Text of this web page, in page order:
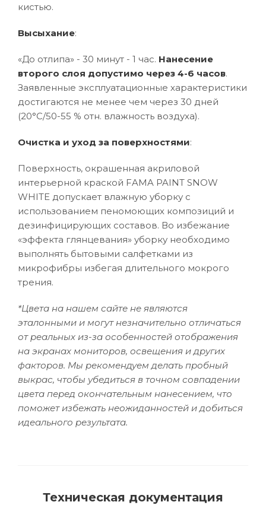
кистью.
Высыхание:
«До отлипа» - 30 минут - 1 час. Нанесение
второго слоя допустимо через 4-6 часов.
Заявленные эксплуатационные характеристики
достигаются не менее чем через 30 дней
(20°C/50-55 % отн. влажность воздуха).
Очистка и уход за поверхностями:
Поверхность, окрашенная акриловой
интерьерной краской FAMA PAINT SNOW
WHITE допускает влажную уборку с
использованием пеномоющих композиций и
дезинфицирующих составов. Во избежание
«эффекта глянцевания» уборку необходимо
выполнять бытовыми салфетками из
микрофибры избегая длительного мокрого
трения.
*Цвета на нашем сайте не являются
эталонными и могут незначительно отличаться
от реальных из-за особенностей отображения
на экранах мониторов, освещения и других
факторов. Мы рекомендуем делать пробный
выкрас, чтобы убедиться в точном совпадении
цвета перед окончательным нанесением, что
поможет избежать неожиданностей и добиться
идеального результата.
Техническая документация